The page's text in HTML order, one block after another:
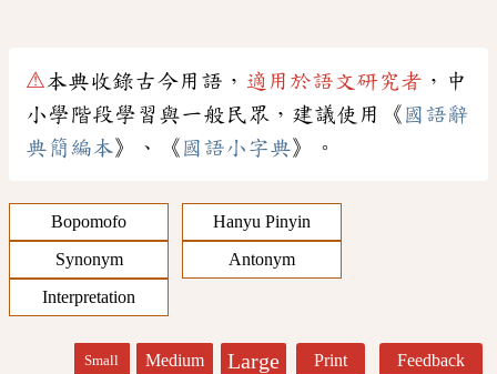
⚠本典收錄古今用語， 適用於語文研究者 ，中
小學階段學習與一般民眾，建議使用《 國語辭
典簡編本》、《 國語小字典》。
Bopomofo
Hanyu Pinyin
Synonym
Antonym
Interpretation
Small Medium Large Print Feedback